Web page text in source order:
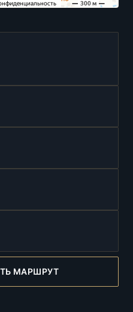
МАРШРУТ